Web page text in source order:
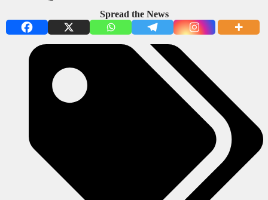
Spread the News